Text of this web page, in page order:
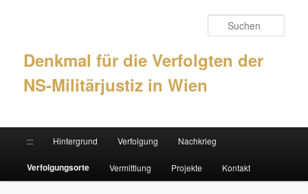
Denkmal für die Verfolgten der
NS-Militärjustiz in Wien
Zum Inhalt wechseln
Zum sekundären Inhalt wechseln
::: Hintergrund Verfolgung Nachkrieg
Verfolgungsorte Vermittlung Projekte Kontakt